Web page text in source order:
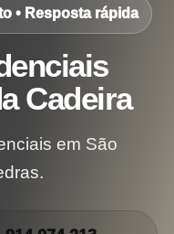
• Resposta rápida
Cadeira
em São